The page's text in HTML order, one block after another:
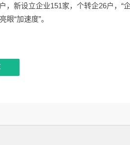
，新设立企业151家，个转企26户，“
“加速度”。